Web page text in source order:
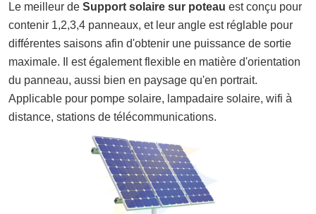
Le meilleur de Support solaire sur poteau est conçu pour
contenir 1,2,3,4 panneaux, et leur angle est réglable pour
différentes saisons afin d'obtenir une puissance de sortie
maximale. Il est également flexible en matière d'orientation
du panneau, aussi bien en paysage qu'en portrait.
Applicable pour pompe solaire, lampadaire solaire, wifi à
distance, stations de télécommunications.